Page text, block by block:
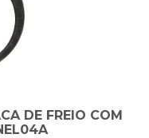
DE FREIO COM